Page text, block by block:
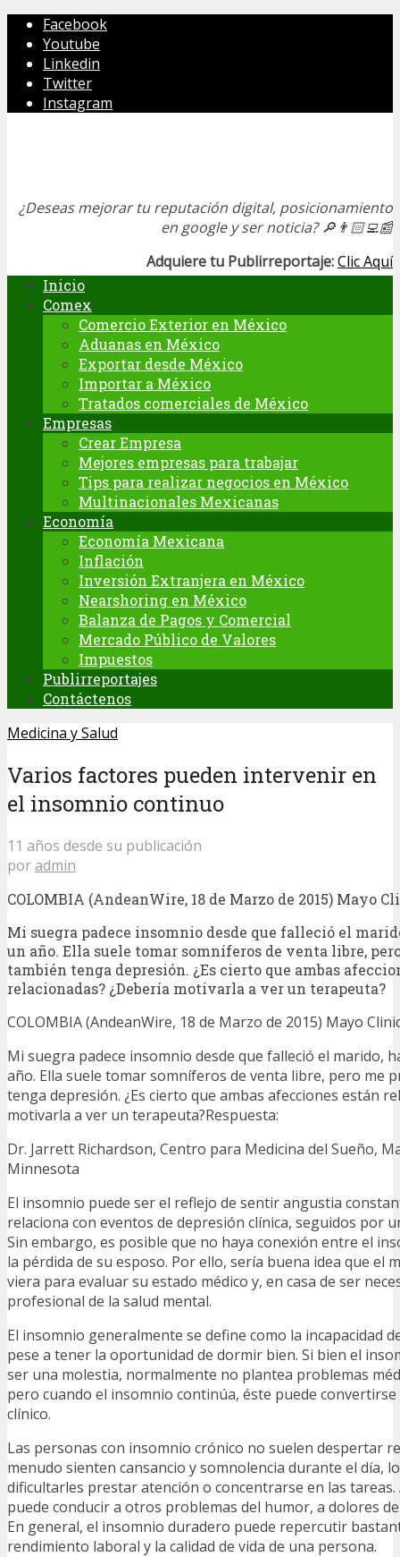
Facebook
Youtube
Linkedin
Twitter
Instagram
¿Deseas mejorar tu reputación digital, posicionamiento
en google y ser noticia?🔎👨🏻‍💻📰
Adquiere tu Publirreportaje:Clic Aquí
Inicio
Comex
Comercio Exterior en México
Aduanas en México
Exportar desde México
Importar a México
Tratados comerciales de México
Empresas
Crear Empresa
Mejores empresas para trabajar
Tips para realizar negocios en México
Multinacionales Mexicanas
Economía
Economía Mexicana
Inflación
Inversión Extranjera en México
Nearshoring en México
Balanza de Pagos y Comercial
Mercado Público de Valores
Impuestos
Publirreportajes
Contáctenos
Medicina y Salud
Varios factores pueden intervenir en
el insomnio continuo
11 años desde su publicación
poradmin
COLOMBIA (AndeanWire, 18 de Marzo de 2015) Mayo
Mi suegra padece insomnio desde que falleció el
un año. Ella suele tomar somníferos de venta libre,
también tenga depresión. ¿Es cierto que ambas
relacionadas? ¿Debería motivarla a ver un terapeuta?
COLOMBIA (AndeanWire, 18 de Marzo de 2015) Mayo
Mi suegra padece insomnio desde que falleció el marido,
año. Ella suele tomar somníferos de venta libre, pero me
tenga depresión. ¿Es cierto que ambas afecciones están
motivarla a ver un terapeuta?Respuesta:
Dr. Jarrett Richardson, Centro para Medicina del Sueño,
Minnesota
El insomnio puede ser el reflejo de sentir angustia
relaciona con eventos de depresión clínica, seguidos por
Sin embargo, es posible que no haya conexión entre el
la pérdida de su esposo. Por ello, sería buena idea que el
viera para evaluar su estado médico y, en casa de ser
profesional de la salud mental.
El insomnio generalmente se define como la incapacidad
pese a tener la oportunidad de dormir bien. Si bien el
ser una molestia, normalmente no plantea problemas
pero cuando el insomnio continúa, éste puede
clínico.
Las personas con insomnio crónico no suelen despertar
menudo sienten cansancio y somnolencia durante el día,
dificultarles prestar atención o concentrarse en las tareas.
puede conducir a otros problemas del humor, a dolores de
En general, el insomnio duradero puede repercutir
rendimiento laboral y la calidad de vida de una persona.